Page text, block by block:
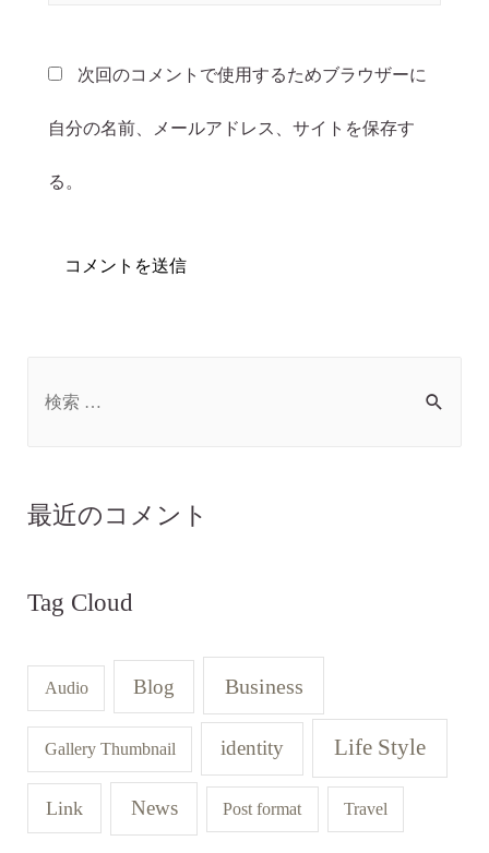
次回のコメントで使用するためブラウザーに
自分の名前、メールアドレス、サイトを保存す
る。
最近のコメント
Tag Cloud
Audio Blog Business
Gallery Thumbnail identity Life Style
Link News Post format Travel